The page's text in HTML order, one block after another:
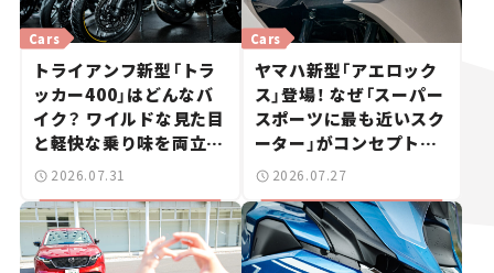
Cars
トライアンフ新型「トラ
ッカー400」はどんなバ
イク？ ワイルドな見た目
と軽快な乗り味を両立し
た400ccフラットトラッ
2026.07.31
Cars
ヤマハ新型「アエロック
ス」登場！ なぜ「スーパー
スポーツに最も近いスク
ーター」がコンセプトな
のか？【新車ニュース】
2026.07.27